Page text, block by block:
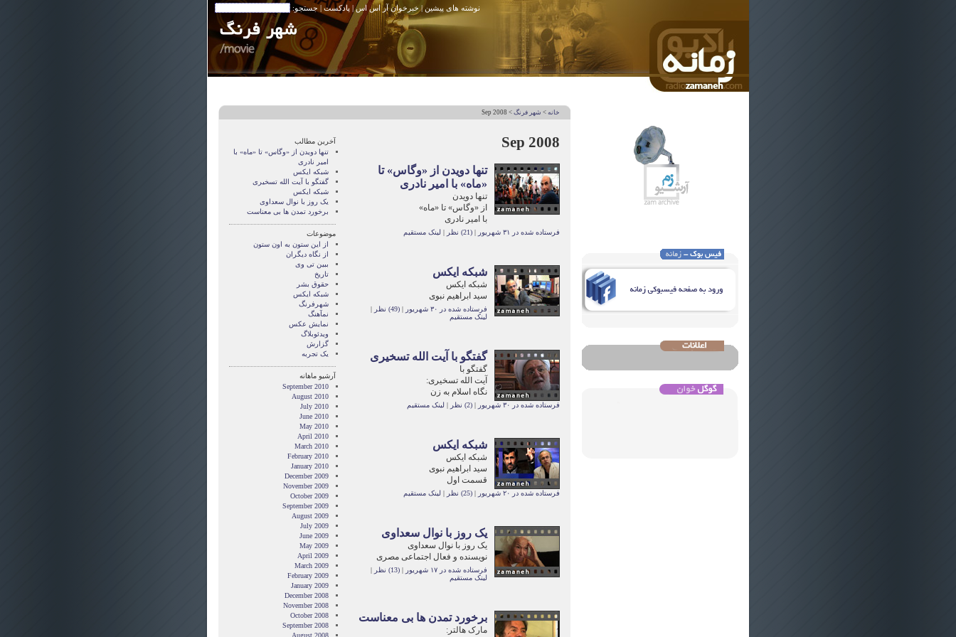
نوشته های پیشین|خبرخوان آر اس اس|پادکست | جستجو:
خانه > شهر فرنگ > Sep 2008
Sep 2008
تنها دویدن از «وگاس» تا
«ماه» با امیر نادری
تنها دویدن
از «وگاس» تا «ماه»
با امیر نادری
فرستاده شده در ۳۱ شهریور |(21) نظر | لینک مستقیم
شبکه ایکس
شبکه ایکس
سید ابراهیم نبوی
فرستاده شده در ۳۰ شهریور |(49) نظر
|
لینک مستقیم
گفتگو با آیت الله تسخیری
گفتگو با
آیت الله تسخیری:
نگاه اسلام به زن
فرستاده شده در ۳۰ شهریور |(2) نظر | لینک مستقیم
شبکه ایکس
شبکه ایکس
سید ابراهیم نبوی
قسمت اول
فرستاده شده در ۲۰ شهریور |(25) نظر | لینک مستقیم
یک روز با نوال سعداوی
یک روز با نوال سعداوی
نویسنده و فعال اجتماعی مصری
فرستاده شده در ۱۷ شهریور |(13) نظر
|
لینک مستقیم
برخورد تمدن ها بی معناست
مارک هالتر:
آخرین مطالب
تنها دویدن از «وگاس» تا «ماه» با
امیر نادری
شبکه ایکس
گفتگو با آیت الله تسخیری
شبکه ایکس
یک روز با نوال سعداوی
برخورد تمدن ها بی معناست
موضوعات
از این ستون به اون ستون
از نگاه دیگران
ببین تی وی
تاریخ
حقوق بشر
شبکه ایکس
شهرفرنگ
نمآهنگ
نمایش عکس
ویدئوبلاگ
گزارش
یک تجربه
آرشیو ماهانه
September 2010
August 2010
July 2010
June 2010
May 2010
April 2010
March 2010
February 2010
January 2010
December 2009
November 2009
October 2009
September 2009
August 2009
July 2009
June 2009
May 2009
April 2009
March 2009
February 2009
January 2009
December 2008
November 2008
October 2008
September 2008
August 2008